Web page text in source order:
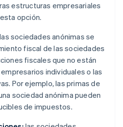
estructuras empresariales
opción.
las sociedades anónimas se
fiscal de las sociedades
fiscales que no están
individuales o las
Por ejemplo, las primas de
sociedad anónima pueden
de impuestos.